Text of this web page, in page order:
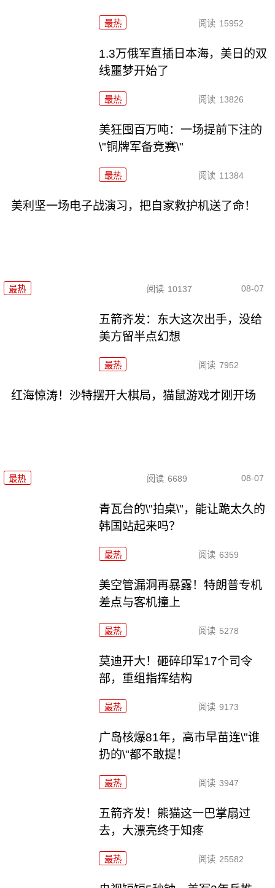
最热 阅读 15952
1.3万俄军直插日本海，美日的双
线噩梦开始了
最热 阅读 13826
美狂囤百万吨：一场提前下注的
\"铜牌军备竞赛\"
最热 阅读 11384
美利坚一场电子战演习，把自家救护机送了命！
最热 阅读 10137 08-07
五箭齐发：东大这次出手，没给
美方留半点幻想
最热 阅读 7952
红海惊涛！沙特摆开大棋局，猫鼠游戏才刚开场
最热 阅读 6689 08-07
青瓦台的\"拍桌\"，能让跪太久的
韩国站起来吗？
最热 阅读 6359
美空管漏洞再暴露！特朗普专机
差点与客机撞上
最热 阅读 5278
莫迪开大！砸碎印军17个司令
部，重组指挥结构
最热 阅读 9173
广岛核爆81年，高市早苗连\"谁
扔的\"都不敢提！
最热 阅读 3947
五箭齐发！熊猫这一巴掌扇过
去，大漂亮终于知疼
最热 阅读 25582